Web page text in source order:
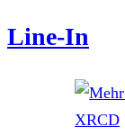
Line-In